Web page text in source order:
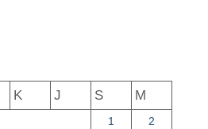
K J S M
1
2